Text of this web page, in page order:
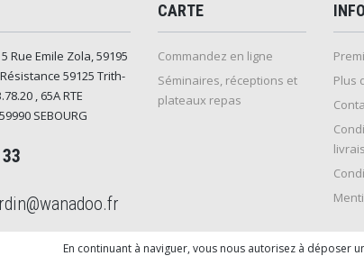
Rue Emile Zola, 59195
59125 Trith-
, 65A RTE
SEBOURG
CARTE
Commandez en ligne
Séminaires, réceptions et
plateaux repas
Plus
SaasFood - Logiciel de gestion de commande sur internet et en
En continuant à naviguer, vous nous autorisez à déposer